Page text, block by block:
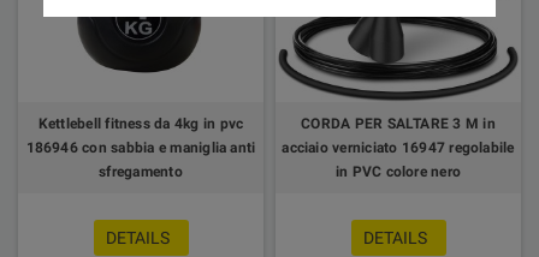
Kettlebell fitness da 4kg in pvc
186946 con sabbia e maniglia anti
sfregamento
DETAILS
CORDA PER SALTARE 3 M in
acciaio verniciato 16947 regolabile
in PVC colore nero
DETAILS